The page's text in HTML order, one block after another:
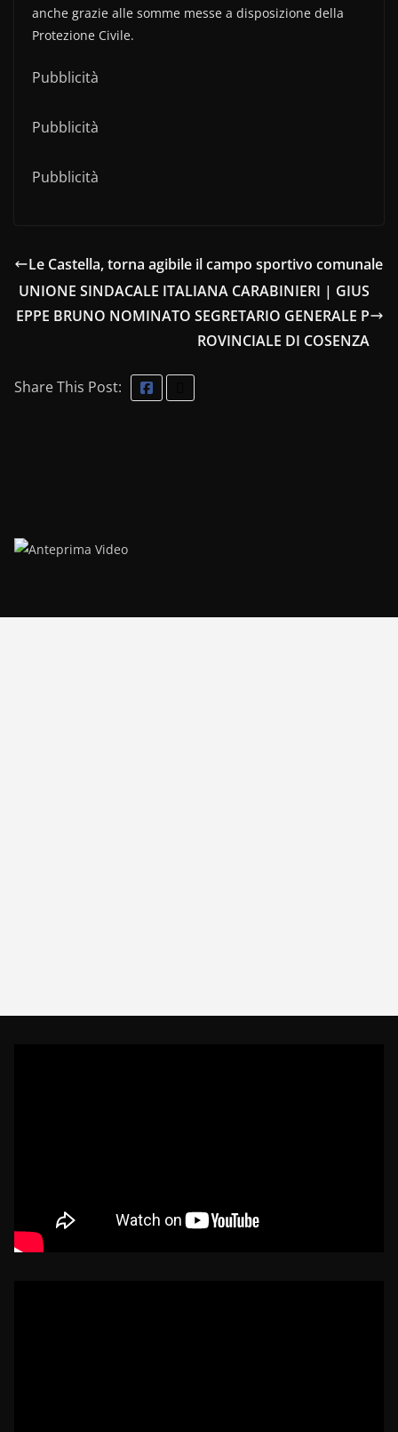
anche grazie alle somme messe a disposizione della
Protezione Civile.
Pubblicità
Pubblicità
Pubblicità
Le Castella, torna agibile il campo sportivo comunale
UNIONE SINDACALE ITALIANA CARABINIERI | GIUS
EPPE BRUNO NOMINATO SEGRETARIO GENERALE P
ROVINCIALE DI COSENZA
Share This Post: